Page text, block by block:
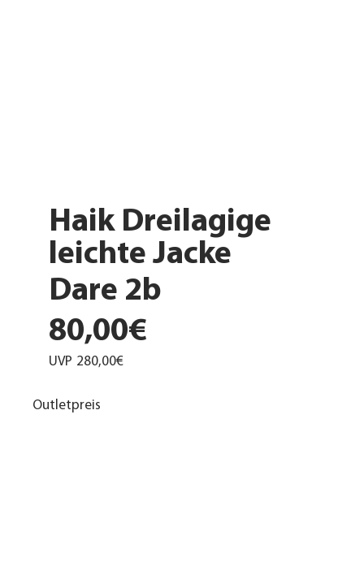
Haik Dreilagige
leichte Jacke
Dare 2b
80,00€
UVP 280,00€
Outletpreis